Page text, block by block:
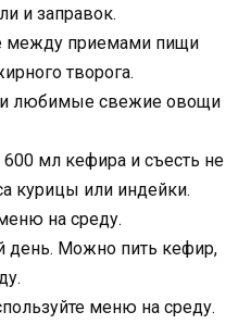
и заправок.
между приемами пищи
творога.
любимые свежие овощи
600 мл кефира и съесть не
курицы или индейки.
на среду.
день. Можно пить кефир,
меню на среду.